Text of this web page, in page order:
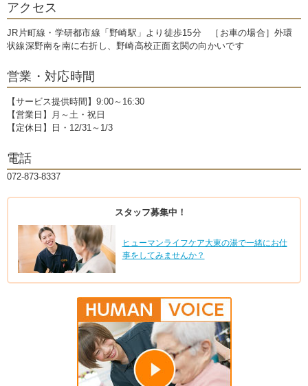
アクセス
JR片町線・学研都市線「野崎駅」より徒歩15分 ［お車の場合］外環
状線深野南を南に右折し、野崎高校正面玄関の向かいです
営業・対応時間
【サービス提供時間】9:00～16:30
【営業日】月～土・祝日
【定休日】日・12/31～1/3
電話
072-873-8337
スタッフ募集中！
ヒューマンライフケア大東の湯で一緒にお仕
事をしてみませんか？